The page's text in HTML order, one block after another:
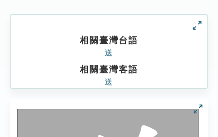
相關臺灣台語
送
相關臺灣客語
送